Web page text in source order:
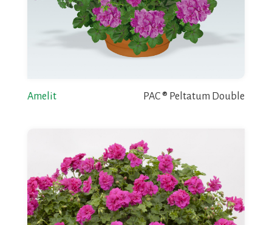
Amelit PAC ® Peltatum Double